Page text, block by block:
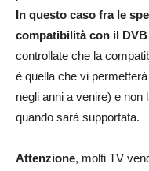
In questo caso fra le
compatibilità con il DVB
controllate che la
è quella che vi
negli anni a venire) e
quando sarà supportata.
Attenzione, molti TV